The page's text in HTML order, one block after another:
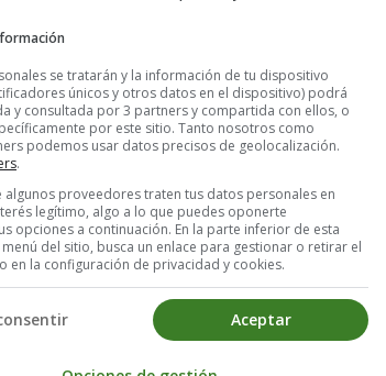
añadir -ing-:
corta + una consonante, en este
si el acento tónico cae en la
se tratarán y la información de tu dispositivo
únicos y otros datos en el dispositivo) podrá
y consultada por 3 partners y compartida con ellos, o
por este sitio. Tanto nosotros como
podemos usar datos precisos de geolocalización.
.
algunos proveedores traten tus datos personales en
legítimo, algo a lo que puedes oponerte
opciones a continuación. En la parte inferior de esta
del sitio, busca un enlace para gestionar o retirar el
en la configuración de privacidad y cookies.
Aceptar